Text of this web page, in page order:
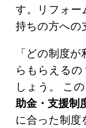
す。リフォー
持ちの方への
「どの制度
らもらえる
しょう。 こ
助金・支援制
に合った制度